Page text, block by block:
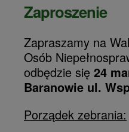
Zaproszenie
Zapraszamy na
Osób
odbędzie się 24
Baranowie ul.
Porządek zebrania: